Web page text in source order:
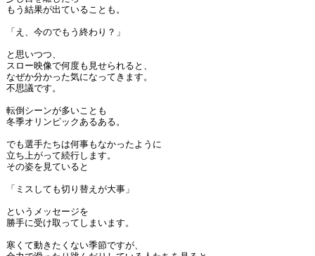
もう結果が出ていることも。
「え、今のでもう終わり？」
と思いつつ、
スロー映像で何度も見せられると、
なぜか分かった気になってきます。
不思議です。
転倒シーンが多いことも
冬季オリンピックあるある。
でも選手たちは何事もなかったように
立ち上がって続行します。
その姿を見ていると
「ミスしても切り替えが大事」
というメッセージを
勝手に受け取ってしまいます。
寒くて動きたくない季節ですが、